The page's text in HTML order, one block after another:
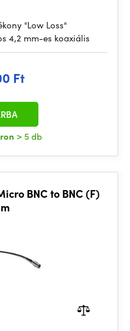
"Low Loss"
4,2 mm-es koaxiális
Ft
> 5 db
BNC to BNC (F)